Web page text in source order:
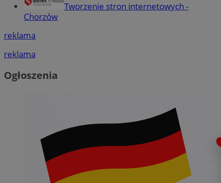
Tworzenie stron internetowych -
Chorzów
reklama
reklama
Ogłoszenia